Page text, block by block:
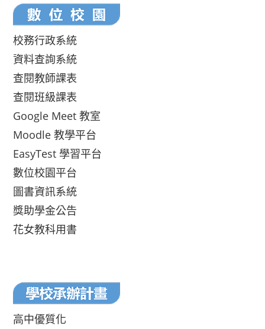
校務行政系統
資料查詢系統
查閱教師課表
查閱班級課表
Google Meet 教室
Moodle 教學平台
EasyTest 學習平台
數位校園平台
圖書資訊系統
獎助學金公告
花女教科用書
高中優質化